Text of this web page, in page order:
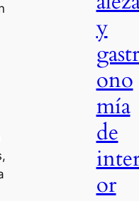
y
gastr
ono
mía
de
or